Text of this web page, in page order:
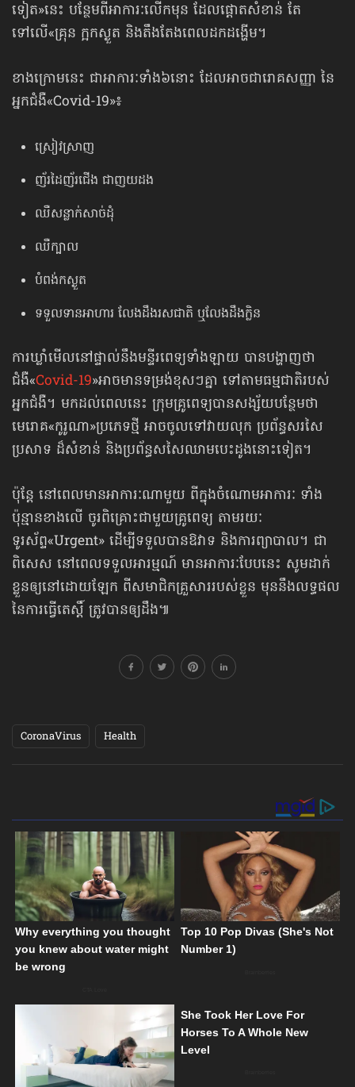
ទៀត»នេះ បន្ថែមពីអាការៈលើកមុន ដែលផ្ដោតសំខាន់ តែ
ទៅលើ«គ្រុន ក្អកស្ងួត និងតឹងតែងពេលដកដង្ហើម។
ខាងក្រោមនេះ ជាអាការៈទាំង៦នោះ ដែលអាចជារោគសញ្ញា នៃ
អ្នកជំងឺ«Covid-19»៖
ស្រៀវស្រាញ
ញ័រដៃញ័រជើង ជាញយដង
ឈឺសន្លាក់សាច់ដុំ
ឈឺក្បាល
បំពង់កស្ងួត
ទទួលទានអាហារ លែងដឹងរសជាតិ ឬលែងដឹងក្លិន
ការឃ្លាំមើល​នៅផ្ទាល់នឹងមន្ទីរពេទ្យទាំងឡាយ បានបង្ហាញថា
ជំងឺ«Covid-19»អាចមានទម្រង់ខុសៗគ្នា ទៅតាមធម្មជាតិរបស់
អ្នកជំងឺ។ មកដល់ពេលនេះ ក្រុមគ្រូពេទ្យបានសង្ស័យបន្ថែមថា
មេរោគ«កូរូណា»ប្រភេទថ្មី អាចចូលទៅវាយលុក ប្រព័ន្ធសរសៃ
ប្រសាទ ដ៏សំខាន់ និងប្រព័ន្ធសសៃឈាមបេះដូងនោះទៀត។
ប៉ុន្តែ នៅពេលមាន​​អាការៈ​ណាមួយ ពីក្នុងចំណោមអាការៈ ទាំង
ប៉ុន្មានខាងលើ ចូរពិគ្រោះជាមួយគ្រូពេទ្យ តាមរយៈ
ទូរស័ព្ទ«Urgent» ដើម្បីទទួលបានឱវាទ និងការព្យាបាល។ ជា
ពិសេស នៅពេលទទួលអារម្មណ៍ មានអាការៈបែបនេះ សូមដាក់
ខ្លួនឲ្យនៅដោយឡែក ពីសមាជិកគ្រួសាររបស់ខ្លួន មុននឹងលទ្ធផល​​
នៃការធ្វើតេស្ដិ៍ ត្រូវបានឲ្យដឹង៕
CoronaVirus Health